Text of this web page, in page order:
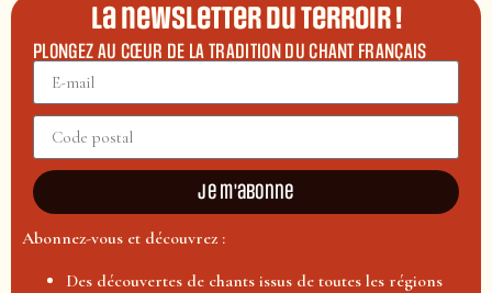
La newsletter du terroir !
PLONGEZ AU CŒUR DE LA TRADITION DU CHANT FRANÇAIS
Je m'abonne
Abonnez-vous et découvrez :
Des découvertes de chants issus de toutes les régions